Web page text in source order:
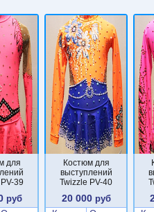
для
39
руб
Костюм для
выступлений
Twizzle PV-40
20 000руб